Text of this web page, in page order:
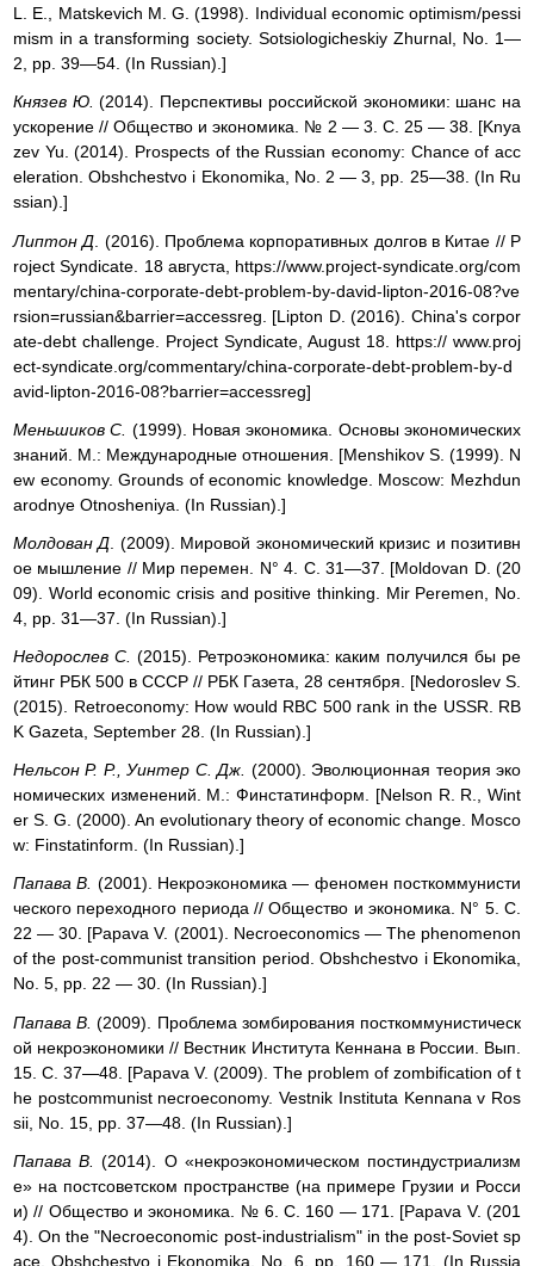
L. Е., Matskevich М. G. (1998). Individual economic optimism/pessi
mism in a transforming society. Sotsiologicheskiy Zhurnal, No. 1—
2, pp. 39—54. (In Russian).]
Князев Ю.(2014). Перспективы российской экономики: шанс на
ускорение // Общество и экономика. № 2 — 3. С. 25 — 38. [Knya
zev Yu. (2014). Prospects of the Russian economy: Chance of acc
eleration. Obshchestvo і Ekonomika, No. 2 — 3, pp. 25—38. (In Ru
ssian).]
Липтон Д . (2016). Проблема корпоративных долгов в Китае // P
roject Syndicate. 18 августа, https://www.project-syndicate.org/com
mentary/china-corporate-debt-problem-by-david-lipton-2016-08?ve
rsion=russian&barrier=accessreg. [Lipton D. (2016). China's corpor
ate-debt challenge. Project Syndicate, August 18. https:// www.proj
ect-syndicate.org/commentary/china-corporate-debt-problem-by-d
avid-lipton-2016-08?barrier=accessreg]
Меньшиков С. (1999). Новая экономика. Основы экономических
знаний. М.: Международные отношения. [Menshikov S. (1999). N
ew economy. Grounds of economic knowledge. Moscow: Mezhdun
arodnye Otnosheniya. (In Russian).]
Молдован Д . (2009). Мировой экономический кризис и позитивн
ое мышление // Мир перемен. N° 4. С. 31—37. [Moldovan D. (20
09). World economic crisis and positive thinking. Mir Peremen, No.
4, pp. 31—37. (In Russian).]
Недорослев С. (2015). Ретроэкономика: каким получился бы ре
йтинг РБК 500 в СССР // РБК Газета, 28 сентября. [Nedoroslev S.
(2015). Retroeconomy: How would RBC 500 rank in the USSR. RB
K Gazeta, September 28. (In Russian).]
Нельсон P. P., Уинтер С. Дж. (2000). Эволюционная теория эко
номических изменений. М.: Финстатинформ. [Nelson R. R., Wint
er S. G. (2000). An evolutionary theory of economic change. Mosco
w: Finstatinform. (In Russian).]
Папава В. (2001). Некроэкономика — феномен посткоммунисти
ческого переходного периода // Общество и экономика. N° 5. С.
22 — 30. [Papava V. (2001). Necroeconomics — The phenomenon
of the post-communist transition period. Obshchestvo і Ekonomika,
No. 5, pp. 22 — 30. (In Russian).]
Папава В. (2009). Проблема зомбирования посткоммунистическ
ой некроэкономики // Вестник Института Кеннана в России. Вып.
15. С. 37—48. [Papava V. (2009). The problem of zombification of t
he postcommunist necroeconomy. Vestnik Instituta Kennana v Ros
sii, No. 15, pp. 37—48. (In Russian).]
Папава В.
(2014). О «некроэкономическом постиндустриализм
е» на постсоветском пространстве (на примере Грузии и Росси
и) // Общество и экономика. № 6. С. 160 — 171. [Papava V. (201
4). On the "Necroeconomic post-industrialism" in the post-Soviet sp
ace. Obshchestvo і Ekonomika, No. 6, pp. 160 — 171. (In Russia